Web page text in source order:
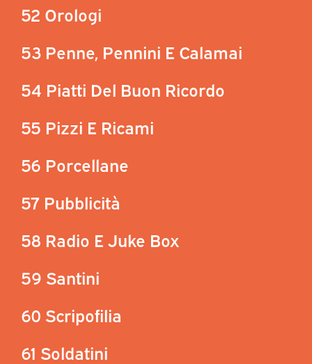
52 Orologi
53 Penne, Pennini E Calamai
54 Piatti Del Buon Ricordo
55 Pizzi E Ricami
56 Porcellane
57 Pubblicità
58 Radio E Juke Box
59 Santini
60 Scripofilia
61 Soldatini